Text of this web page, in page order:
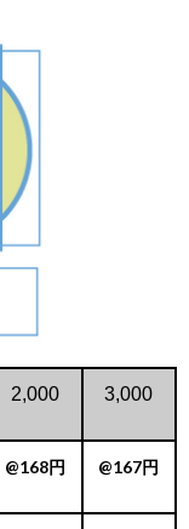
2,000 3,000
@168円 @167円